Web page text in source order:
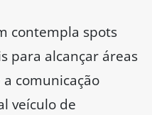
contempla spots
para alcançar áreas
comunicação
veículo de